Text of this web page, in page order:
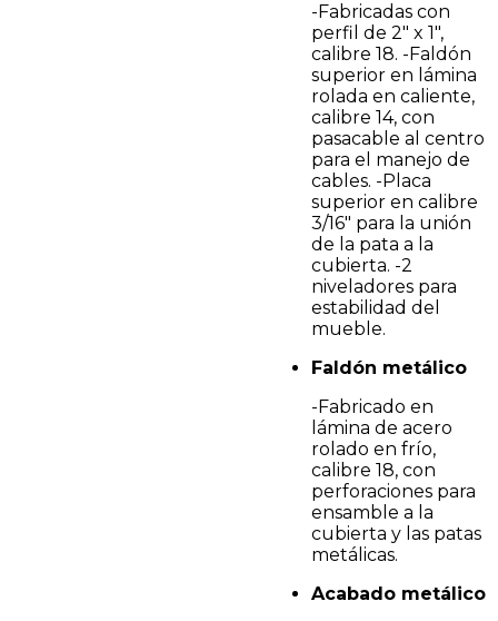
-Fabricadas con
perfil de 2" x 1",
calibre 18. -Faldón
superior en lámina
rolada en caliente,
calibre 14, con
pasacable al centro
para el manejo de
cables. -Placa
superior en calibre
3/16" para la unión
de la pata a la
cubierta. -2
niveladores para
estabilidad del
mueble.
Faldón metálico
-Fabricado en
lámina de acero
rolado en frío,
calibre 18, con
perforaciones para
ensamble a la
cubierta y las patas
metálicas.
Acabado metálico